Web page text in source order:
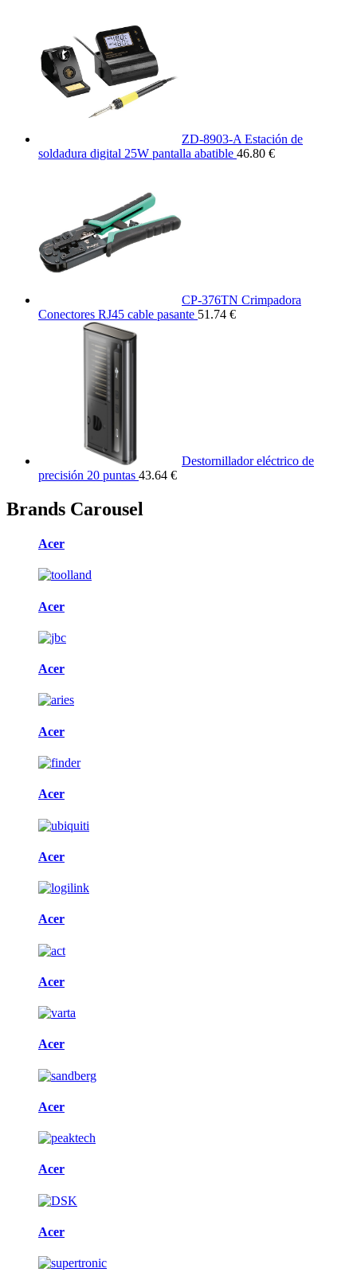
ZD-8903-A Estación de
soldadura digital 25W pantalla abatible 46.80 €
CP-376TN Crimpadora
Conectores RJ45 cable pasante 51.74 €
Destornillador eléctrico de
precisión 20 puntas 43.64 €
Brands Carousel
Acer
Acer
Acer
Acer
Acer
Acer
Acer
Acer
Acer
Acer
Acer
Acer